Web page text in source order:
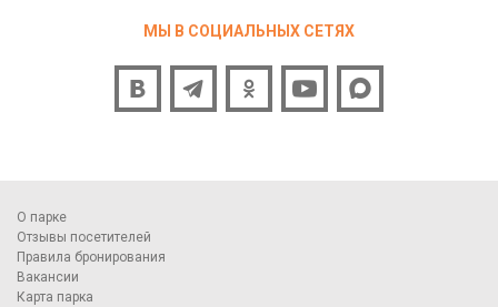
МЫ В СОЦИАЛЬНЫХ СЕТЯХ
О парке
Отзывы посетителей
Правила бронирования
Вакансии
Карта парка